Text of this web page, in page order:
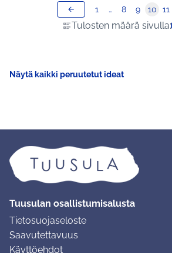
Tulosten määrä sivulla:
1 … 8 9 10 11
Näytä kaikki peruutetut ideat
Tuusulan osallistumisalusta
Tietosuojaseloste
Saavutettavuus
Käyttöehdot